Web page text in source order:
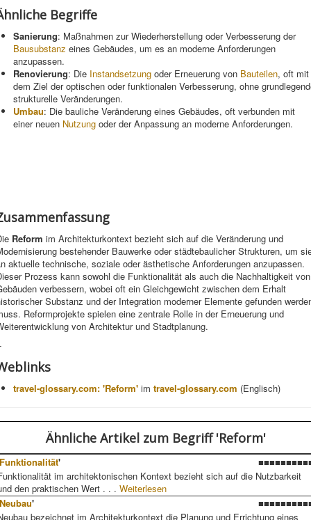
Begriffe
Sanierung: Maßnahmen zur Wiederherstellung oder Verbesserung der
Bausubstanz eines Gebäudes, um es an moderne Anforderungen
anzupassen.
Renovierung: Die Instandsetzung oder Erneuerung von Bauteilen, oft mit
dem Ziel der optischen oder funktionalen Verbesserung, ohne
strukturelle Veränderungen.
Umbau: Die bauliche Veränderung eines Gebäudes, oft verbunden mit
einer neuen Nutzung oder der Anpassung an moderne Anforderungen.
Reform im Architekturkontext bezieht sich auf die Veränderung und
bestehender Bauwerke oder städtebaulicher Strukturen, um
aktuelle technische, soziale oder ästhetische Anforderungen anzupassen.
Prozess kann sowohl die Funktionalität als auch die Nachhaltigkeit von
verbessern, wobei oft ein Gleichgewicht zwischen dem Erhalt
Substanz und der Integration moderner Elemente gefunden
Reformprojekte spielen eine zentrale Rolle in der Erneuerung und
von Architektur und Stadtplanung.
travel-glossary.com: 'Reform' im travel-glossary.com (Englisch)
Ähnliche Artikelzum Begriff 'Reform'
Funktionalität'
im architektonischen Kontext bezieht sich auf die Nutzbarkeit
den praktischen Wert . . . Weiterlesen
Neubau'
bezeichnet im Architekturkontext die Planung und Errichtung eines